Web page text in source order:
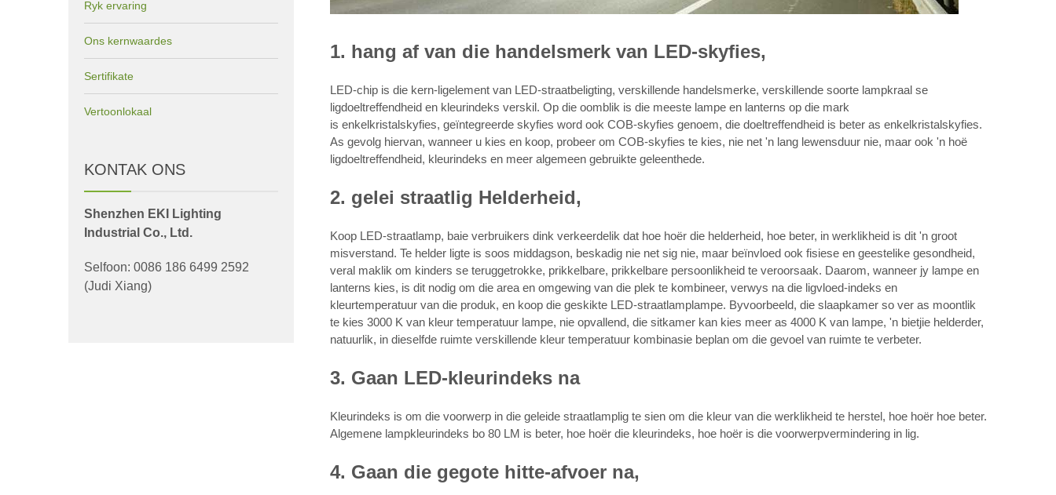
1. hang af van die handelsmerk van LED-skyfies,
LED-chip is die kern-ligelement van LED-straatbeligting, verskillende handelsmerke, verskillende soorte lampkraal se
ligdoeltreffendheid en kleurindeks verskil. Op die oomblik is die meeste lampe en lanterns op die mark
is enkelkristalskyfies, geïntegreerde skyfies word ook COB-skyfies genoem, die doeltreffendheid is beter as enkelkristalskyfies.
As gevolg hiervan, wanneer u kies en koop, probeer om COB-skyfies te kies, nie net 'n lang lewensduur nie, maar ook 'n hoë
ligdoeltreffendheid, kleurindeks en meer algemeen gebruikte geleenthede.
2. gelei straatlig Helderheid,
Koop LED-straatlamp, baie verbruikers dink verkeerdelik dat hoe hoër die helderheid, hoe beter, in werklikheid is dit 'n groot
misverstand. Te helder ligte is soos middagson, beskadig nie net sig nie, maar beïnvloed ook fisiese en geestelike gesondheid,
veral maklik om kinders se teruggetrokke, prikkelbare, prikkelbare persoonlikheid te veroorsaak. Daarom, wanneer jy lampe en
lanterns kies, is dit nodig om die area en omgewing van die plek te kombineer, verwys na die ligvloed-indeks en
kleurtemperatuur van die produk, en koop die geskikte LED-straatlamplampe. Byvoorbeeld, die slaapkamer so ver as moontlik
te kies 3000 K van kleur temperatuur lampe, nie opvallend, die sitkamer kan kies meer as 4000 K van lampe, 'n bietjie helderder,
natuurlik, in dieselfde ruimte verskillende kleur temperatuur kombinasie beplan om die gevoel van ruimte te verbeter.
3. Gaan LED-kleurindeks na
Kleurindeks is om die voorwerp in die geleide straatlamplig te sien om die kleur van die werklikheid te herstel, hoe hoër hoe beter.
Algemene lampkleurindeks bo 80 LM is beter, hoe hoër die kleurindeks, hoe hoër is die voorwerpvermindering in lig.
4. Gaan die gegote hitte-afvoer na,
Ryk ervaring
Ons kernwaardes
Sertifikate
Vertoonlokaal
KONTAK ONS
Shenzhen EKI Lighting
Industrial Co., Ltd.
Selfoon: 0086 186 6499 2592
(Judi Xiang)